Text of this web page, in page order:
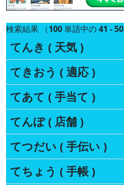
検索結果 （100単語中の41 - 50
てんき ( 天気 )
てきおう ( 適応 )
てあて ( 手当て )
てんぽ ( 店舗 )
てつだい ( 手伝い )
てちょう ( 手帳 )